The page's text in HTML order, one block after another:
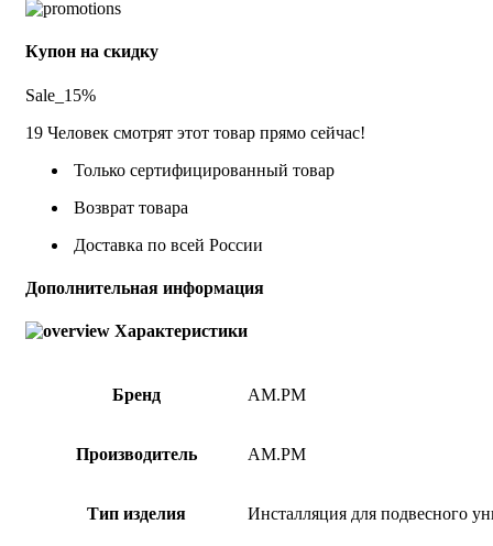
Купон на скидку
Sale_15%
19 Человек смотрят этот товар прямо сейчас!
Только сертифицированный товар
Возврат товара
Доставка по всей России
Дополнительная информация
Характеристики
Бренд AM.PM
Производитель AM.PM
Тип изделия Инсталляция для подвесного